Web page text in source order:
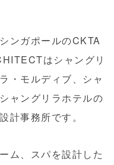
ンガポールのCKTA
はシャングリ
・モルディブ、シャ
ャングリラホテルの
計事務所です。
ム、スパを設計した